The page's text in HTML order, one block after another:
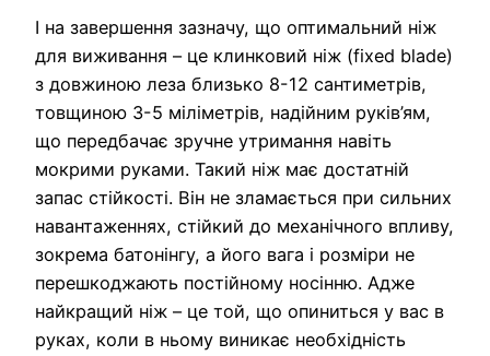
І на завершення зазначу, що оптимальний ніж
для виживання – це клинковий ніж (fixed blade)
з довжиною леза близько 8-12 сантиметрів,
товщиною 3-5 міліметрів, надійним руків’ям,
що передбачає зручне утримання навіть
мокрими руками. Такий ніж має достатній
запас стійкості. Він не зламається при сильних
навантаженнях, стійкий до механічного впливу,
зокрема батонінгу, а його вага і розміри не
перешкоджають постійному носінню. Адже
найкращий ніж – це той, що опиниться у вас в
руках, коли в ньому виникає необхідність